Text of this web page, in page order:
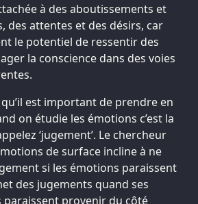
à des aboutissements et
des attentes et des désirs, car
le potentiel de ressentir des
la conscience dans des voies
est important de prendre en
on étudie les émotions c’est la
‘jugement’. Le chercheur
de surface incline à ne
si les émotions paraissent
des jugements quand ses
provenir du côté